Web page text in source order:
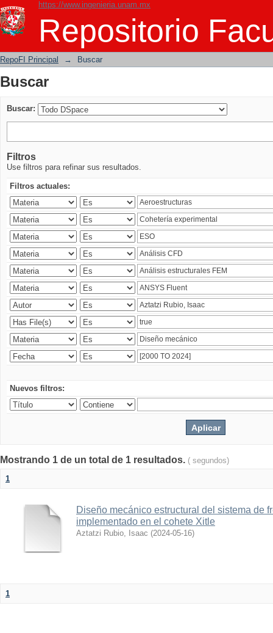
https://www.ingenieria.unam.mx
Repositorio
Buscar
RepoFI Principal → Buscar
Buscar
Buscar:
Filtros
Use filtros para refinar sus resultados.
Filtros actuales:
Nuevos filtros:
Mostrando 1 de un total de 1 resultados. ( segundos)
1
Diseño mecánico estructural del sistema de
implementado en el cohete Xitle
Aztatzi Rubio, Isaac (2024-05-16)
1